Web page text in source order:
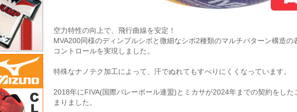
空力特性の向上で、飛行曲線を安定！
MVA200同様のディンプルシボと微細なシボ2種類のマルチパターン構造
コントロールを実現しました。
特殊なナノテク加工によって、汗でぬれてもすべりにくくなっています。
2018年にFIVA(国際バレーボール連盟)とミカサが2024年までの契約をし
まりました。